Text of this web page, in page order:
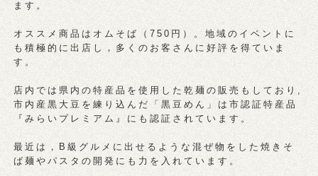
ます。
オススメ商品はオムそば（750円）。地域のイベントに
も積極的に出店し，多くのお客さんに好評を得ていま
す。
店内では県内の特産品を使用した乾麺の販売もしており,
市内産黒大豆を練り込んだ「黒豆めん」は市認証特産品
『みらいプレミアム』にも認証されています。
最近は，B級グルメに出せるような混ぜ物をした焼きそ
ば麺やパスタの開発にも力を入れています。